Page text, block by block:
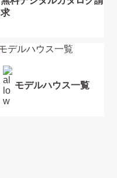
求
モデルハウス一覧